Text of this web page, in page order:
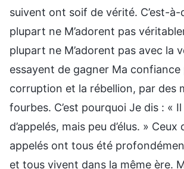
suivent ont soif de vérité. C’est-à-
plupart ne M’adorent pas
plupart ne M’adorent pas avec la
essayent de gagner Ma confiance
corruption et la rébellion, par des
fourbes. C’est pourquoi Je dis : «
d’appelés, mais peu d’élus. » Ceux
appelés ont tous été
et tous vivent dans la même ère.